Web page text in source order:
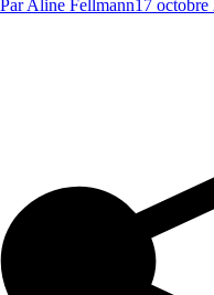
ParAline Fellmann17 octobre